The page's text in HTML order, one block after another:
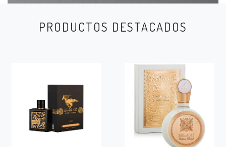
PRODUCTOS DESTACADOS